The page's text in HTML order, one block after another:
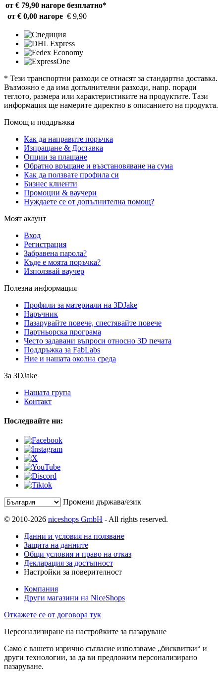
от € 79,90 нагоре безплатно*
от € 0,00 нагоре € 9,90
* Тези транспортни разходи се отнасят за стандартна доставка.
Възможно е да има допълнителни разходи, напр. поради
теглото, размера или характеристиките на продуктите. Тази
информация ще намерите директно в описанието на продукта.
Помощ и поддръжка
Как да направите поръчка
Изпращане & Доставка
Опции за плащане
Обратно връщане и възстановяване на сума
Как да ползвате профила си
Бизнес клиенти
Промоции & ваучери
Нуждаете се от допълнителна помощ?
Моят акаунт
Вход
Регистрация
Забравена парола?
Къде е моята поръчка?
Използвай ваучер
Полезна информация
Профили за материали на 3DJake
Наръчник
Пазарувайте повече, спестявайте повече
Партньорска програма
Често задавани въпроси относно 3D печата
Поддръжка за FabLabs
Ние и нашата околна среда
За 3DJake
Нашата група
Контакт
Последвайте ни:
Промени държава/език
© 2010-2026 niceshops GmbH - All rights reserved.
Данни и условия на ползване
Защита на данните
Общи условия и право на отказ
Декларация за достъпност
Настройки за поверителност
Компания
Други магазини на NiceShops
Откажете се от договора тук
Персонализиране на настройките за пазаруване
Само с вашето изрично съгласие използваме „бисквитки“ и
други технологии, за да ви предложим персонализирано
пазаруване.